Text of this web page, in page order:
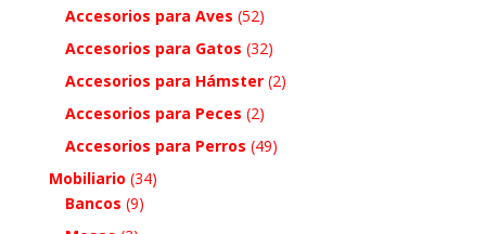
Accesorios para Aves (52)
Accesorios para Gatos (32)
Accesorios para Hámster (2)
Accesorios para Peces (2)
Accesorios para Perros (49)
Mobiliario (34)
Bancos (9)